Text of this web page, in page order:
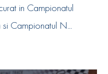
in Campionatul
Campionatul N...